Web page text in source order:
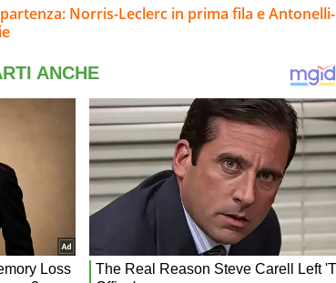
Norris-Leclerc in prima fila e Antonelli-